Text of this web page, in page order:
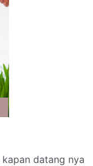
datang nya